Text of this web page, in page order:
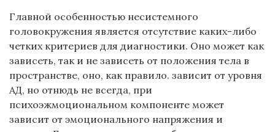
Главной особенностью несистемного
головокружения является отсутствие каких-либо
четких критериев для диагностики. Оно может как
зависеть, так и не зависеть от положения тела в
пространстве, оно, как правило. зависит от уровня
АД, но отнюдь не всегда, при
психоэжмоциональном компоненте может
зависит от эмоционального напряжения и